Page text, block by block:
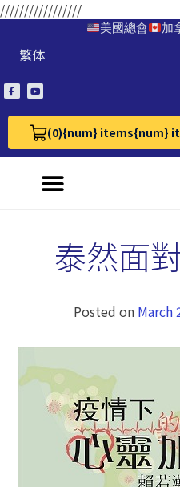
/////////////////
美國總會 加
繁体
(0)
View Cart 0{num} items{num}
泰然面
Posted on March